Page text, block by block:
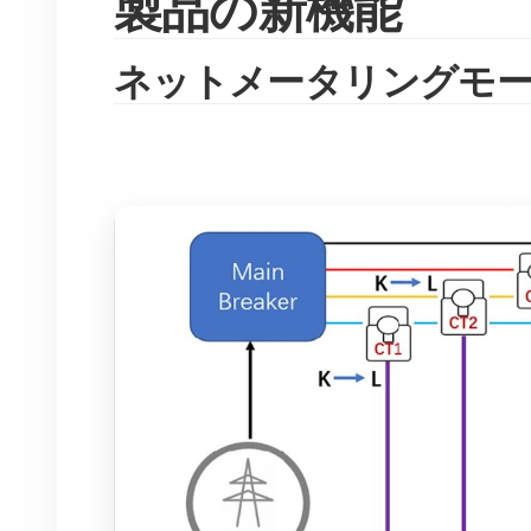
ネットメータリングモ